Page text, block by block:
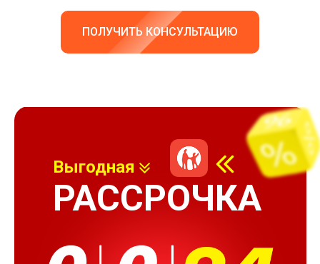
ПОЛУЧИТЬ КОНСУЛЬТАЦИЮ
Выгодная
РАССРОЧКА